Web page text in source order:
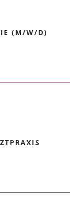
(M/W/D)